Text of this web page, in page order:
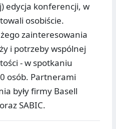
edycja konferencji, w
osobiście.
zainteresowania
i potrzeby wspólnej
- w spotkaniu
osób. Partnerami
były firmy Basell
SABIC.